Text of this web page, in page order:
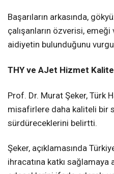
Başarıların arkasında,
çalışanların özverisi,
aidiyetin bulunduğunu
THY ve AJet Hizmet
Prof. Dr. Murat Şeker, Türk
misafirlere daha kaliteli bir
sürdüreceklerini belirtti.
Şeker, açıklamasında
ihracatına katkı sağlamaya